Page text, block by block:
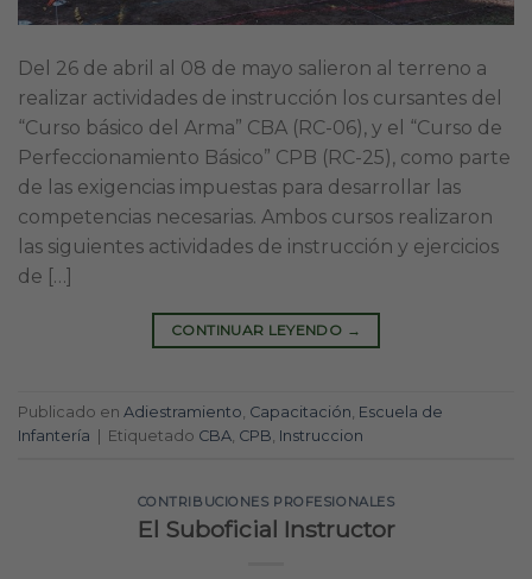
Del 26 de abril al 08 de mayo salieron al terreno a
realizar actividades de instrucción los cursantes del
“Curso básico del Arma” CBA (RC-06), y el “Curso de
Perfeccionamiento Básico” CPB (RC-25), como parte
de las exigencias impuestas para desarrollar las
competencias necesarias. Ambos cursos realizaron
las siguientes actividades de instrucción y ejercicios
de […]
CONTINUAR LEYENDO →
Publicado en Adiestramiento Capacitación Escuela de
Infantería
Etiquetado CBA CPB Instruccion
CONTRIBUCIONES PROFESIONALES
El Suboficial Instructor